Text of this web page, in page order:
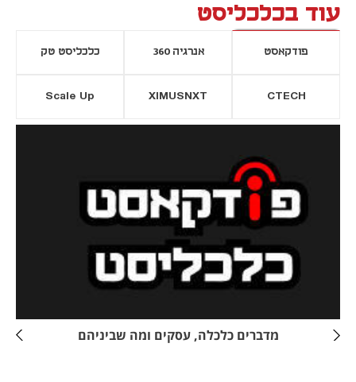
עוד בכלכליסט
פודקאסט אנרגיה 360 כלכליסט טק
CTECH
XIMUSNXT
Scale Up
נפתח בכרטיסייה חדשה
מדברים כלכלה, עסקים ומה שביניהם
חדשה